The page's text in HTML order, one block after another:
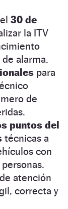
30 de
la ITV
alarma.
para
de
puntos del
técnicas a
con
de atención
correcta y